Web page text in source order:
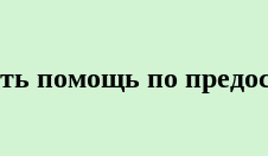
помощь по